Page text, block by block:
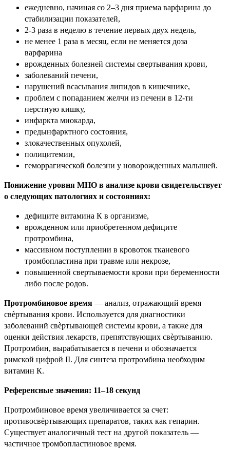
ежедневно, начиная со 2–3 дня приема варфарина до
стабилизации показателей,
2-3 раза в неделю в течение первых двух недель,
не менее 1 раза в месяц, если не меняется доза
варфарина
врожденных болезней системы свертывания крови,
заболеваний печени,
нарушений всасывания липидов в кишечнике,
проблем с попаданием желчи из печени в 12-ти
перстную кишку,
инфаркта миокарда,
предынфарктного состояния,
злокачественных опухолей,
полицитемии,
геморрагической болезни у новорожденных малышей.
Понижение уровня МНО в анализе крови свидетельствует
о следующих патологиях и состояниях:
дефиците витамина К в организме,
врожденном или приобретенном дефиците
протромбина,
массивном поступлении в кровоток тканевого
тромбопластина при травме или некрозе,
повышенной свертываемости крови при беременности
либо после родов.
Протромбиновое время — анализ, отражающий время
свѐртывания крови. Используется для диагностики
заболеваний свѐртывающей системы крови, а также для
оценки действия лекарств, препятствующих свѐртыванию.
Протромбин, вырабатывается в печени и обозначается
римской цифрой II. Для синтеза протромбина необходим
витамин К.
Референсные значения: 11–18 секунд
Протромбиновое время увеличивается за счет:
противосвѐртывающих препаратов, таких как гепарин.
Существует аналогичный тест на другой показатель —
частичное тромбопластиновое время.